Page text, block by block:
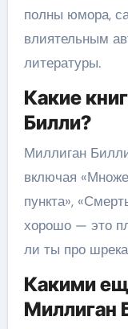
полны юмора,
влиятельным
литературы.
Какие
Билли?
Миллиган
включая
пункта»,
хорошо — это
ли ты про
Какими
Миллиган